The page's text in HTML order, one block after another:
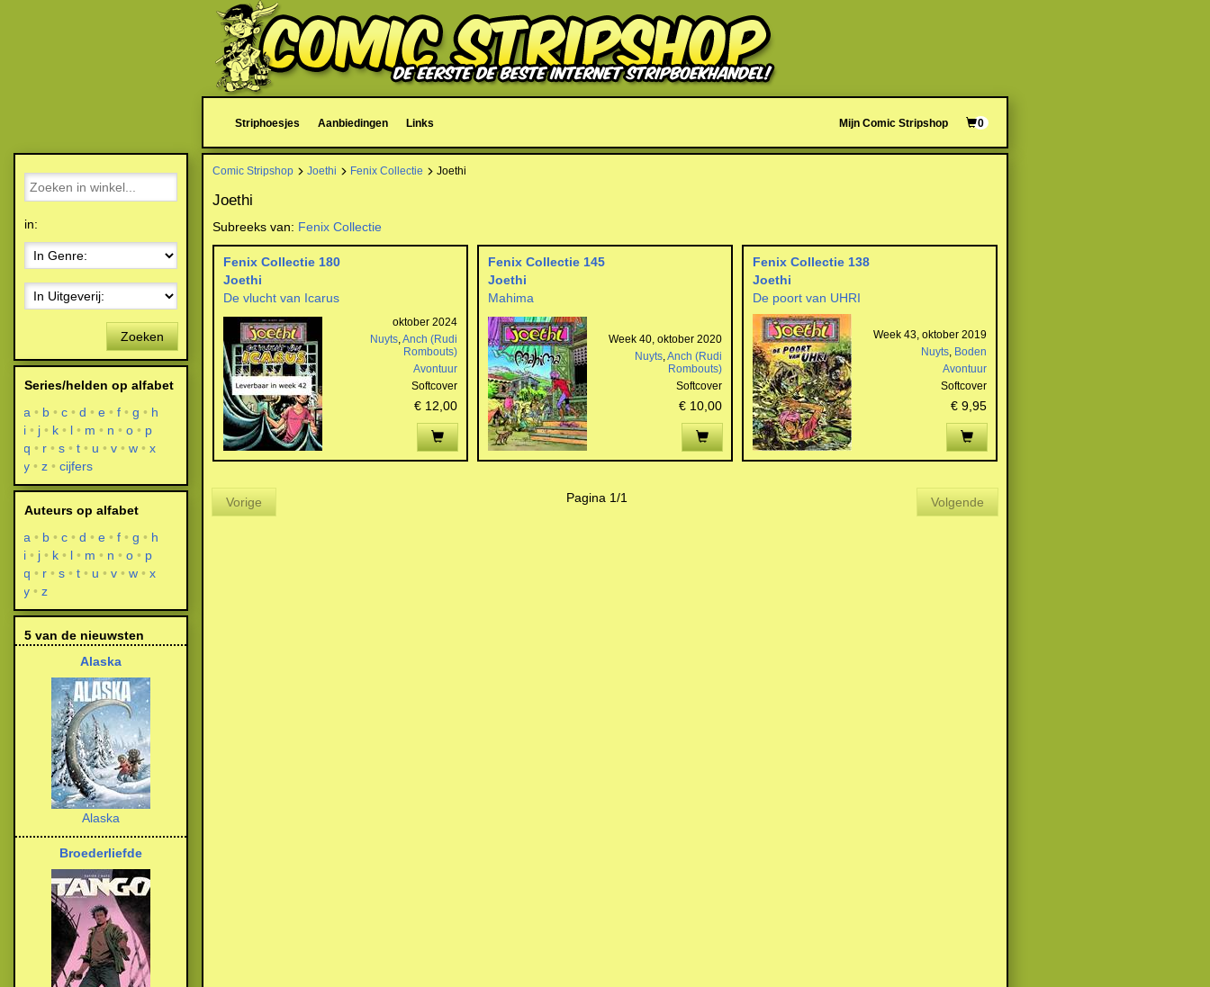
Striphoesjes Aanbiedingen Links Mijn Comic Stripshop 0
Comic Stripshop Joethi Fenix Collectie Joethi
Joethi
Subreeks van: Fenix Collectie
Fenix Collectie 180
Joethi
De vlucht van Icarus
oktober 2024
Nuyts,Anch (Rudi
Rombouts)
Avontuur
Softcover
€ 12,00
Fenix Collectie 145
Joethi
Mahima
Week 40, oktober 2020
Nuyts,Anch (Rudi
Rombouts)
Softcover
€ 10,00
Fenix Collectie 138
Joethi
De poort van UHRI
Week 43, oktober 2019
Nuyts, Boden
Avontuur
Softcover
€ 9,95
Vorige Pagina 1/1 Volgende
in:
Zoeken
Series/helden op alfabet
a
b c d e f g
h
i
j k l m n o
p
q
r s t u v w
x
y
z cijfers
Auteurs op alfabet
a
b c d e f g
h
i
j k l m n o
p
q
r s t u v w
x
y
z
5 van de nieuwsten
Alaska
Alaska
Broederliefde